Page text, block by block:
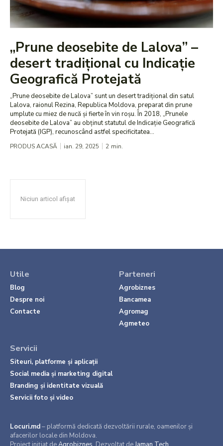
„Prune deosebite de Lalova” –
desert tradițional cu Indicație
Geografică Protejată
„Prune deosebite de Lalova” sunt un desert tradițional din satul
Lalova, raionul Rezina, Republica Moldova, preparat din prune
umplute cu miez de nucă și fierte în vin roșu. În 2018, „Prunele
deosebite de Lalova” au obținut statutul de Indicație Geografică
Protejată (IGP), recunoscând astfel specificitatea...
PRODUS ACASĂ ian. 29, 2025 2 min.
Niciun articol afișat
Utile
Blog
Despre noi
Contacte
Parteneri
Agrobiznes
Bancamea
Agromag
Agmeteo
Servicii
Siteuri, platforme și aplicații
Social media și marketing digital
Branding și identitate vizuală
Servicii foto și video
Locuri.md– platformă dedicată dezvoltării rurale, oamenilor și
afacerilor locale din Moldova.